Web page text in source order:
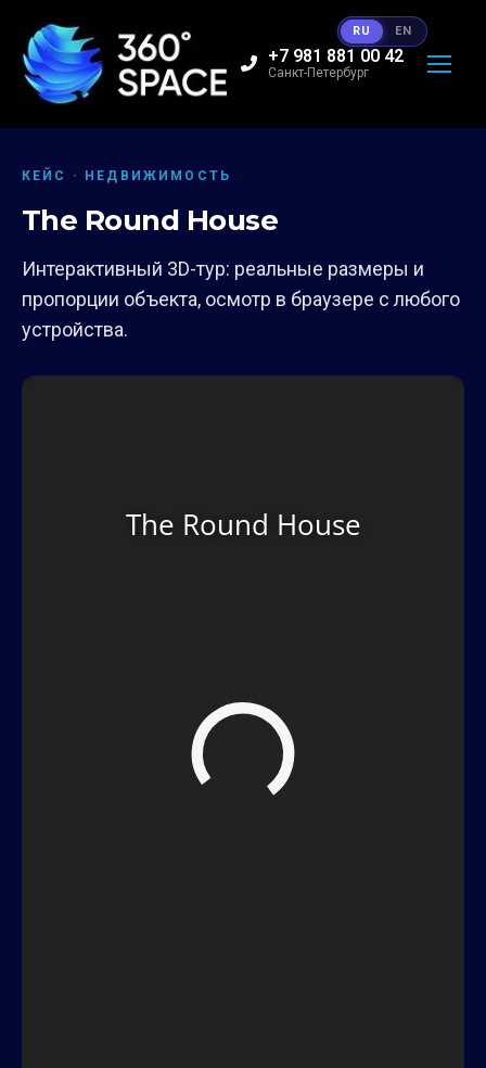
+7 981 881 00 42
Санкт-Петербург
КЕЙС · НЕДВИЖИМОСТЬ
The Round House
Интерактивный 3D-тур: реальные размеры и
пропорции объекта, осмотр в браузере с любого
устройства.
RU EN